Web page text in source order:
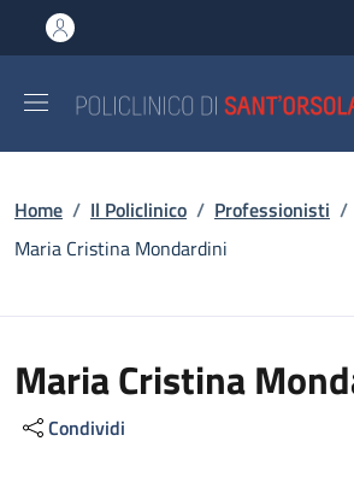
al contenuto principale
to footer content
Briciole di pane
Home / Il Policlinico / Professionisti /
Maria Cristina Mondardini
Maria Cristina
Condividi